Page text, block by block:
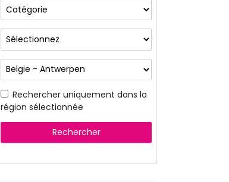
Rechercher uniquement dans la
région sélectionnée
Rechercher